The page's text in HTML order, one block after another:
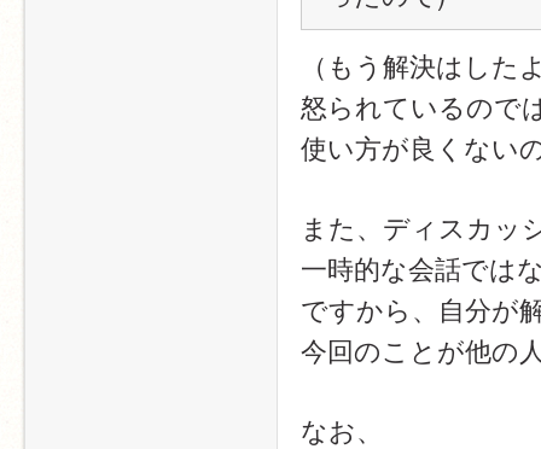
（もう解決はした
怒られているので
使い方が良くない
また、ディスカッ
一時的な会話では
ですから、自分が
今回のことが他の
なお、